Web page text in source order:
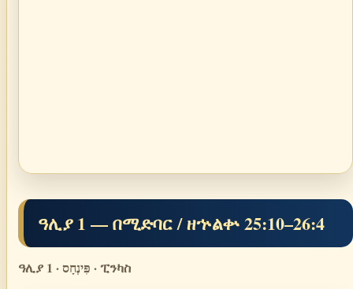
ዓሊያ 1 — በሚድባር / ዘኍልቍ 25:10–26:4
ዓሊያ 1 · פִּינְחָס · ፒንካስ